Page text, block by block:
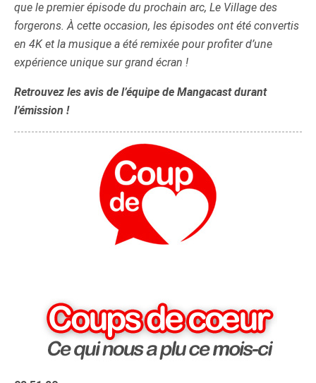
que le premier épisode du prochain arc, Le Village des
forgerons. À cette occasion, les épisodes ont été convertis
en 4K et la musique a été remixée pour profiter d’une
expérience unique sur grand écran !
Retrouvez les avis de l’équipe de Mangacast durant
l’émission !